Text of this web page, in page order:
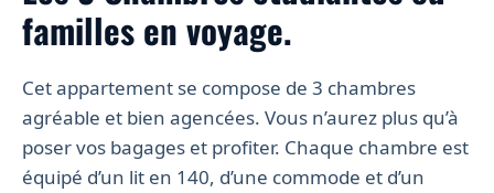
familles en voyage.
Cet appartement se compose de 3 chambres
agréable et bien agencées. Vous n’aurez plus qu’à
poser vos bagages et profiter. Chaque chambre est
équipé d’un lit en 140, d’une commode et d’un